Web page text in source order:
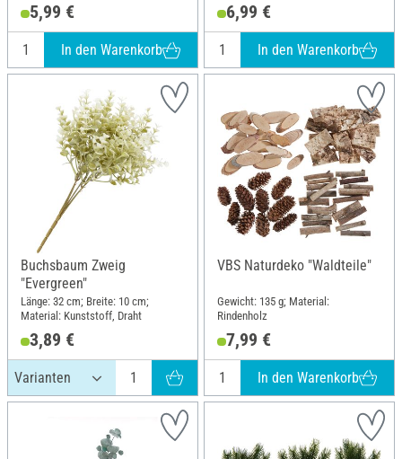
5,99 €
In den Warenkorb
6,99 €
In den Warenkorb
Buchsbaum Zweig
"Evergreen"
Länge: 32 cm; Breite: 10 cm;
Material: Kunststoff, Draht
3,89 €
VBS Naturdeko "Waldteile"
Gewicht: 135 g; Material:
Rindenholz
7,99 €
In den Warenkorb